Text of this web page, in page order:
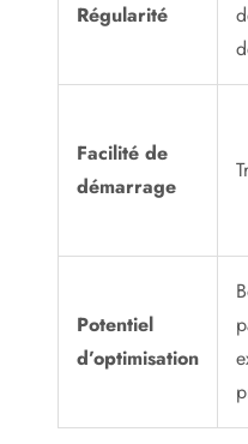
Régularité
Facilité de
démarrage
Potentiel
d’optimisation